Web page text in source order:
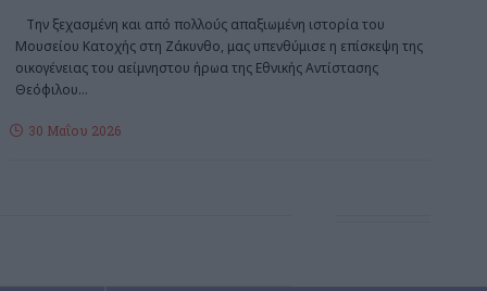
Την ξεχασμένη και από πολλούς απαξιωμένη ιστορία του
Μουσείου Κατοχής στη Ζάκυνθο, μας υπενθύμισε η επίσκεψη της
οικογένειας του αείμνηστου ήρωα της Εθνικής Αντίστασης
Θεόφιλου…
30 Μαΐου 2026